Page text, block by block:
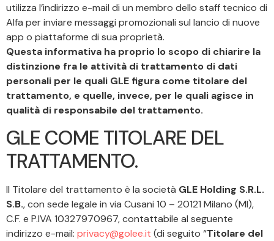
utilizza l’indirizzo e-mail di un membro dello staff tecnico di
Alfa per inviare messaggi promozionali sul lancio di nuove
app o piattaforme di sua proprietà.
Questa informativa ha proprio lo scopo di chiarire la
distinzione fra le attività di trattamento di dati
personali per le quali GLE figura come titolare del
trattamento, e quelle, invece, per le quali agisce in
qualità di responsabile del trattamento.
GLE COME TITOLARE DEL
TRATTAMENTO.
Il Titolare del trattamento è la società GLE Holding S.R.L.
S.B., con sede legale in via Cusani 10 – 20121 Milano (MI),
C.F. e P.IVA 10327970967, contattabile al seguente
indirizzo e-mail: privacy@golee.it (di seguito “Titolare del